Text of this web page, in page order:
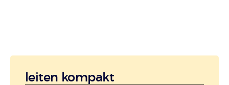
leiten kompakt